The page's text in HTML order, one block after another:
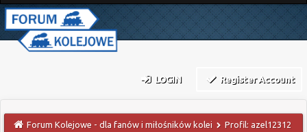
LOGIN Register Account
Forum Kolejowe - dla fanów i miłośników kolei Profil: azel12312